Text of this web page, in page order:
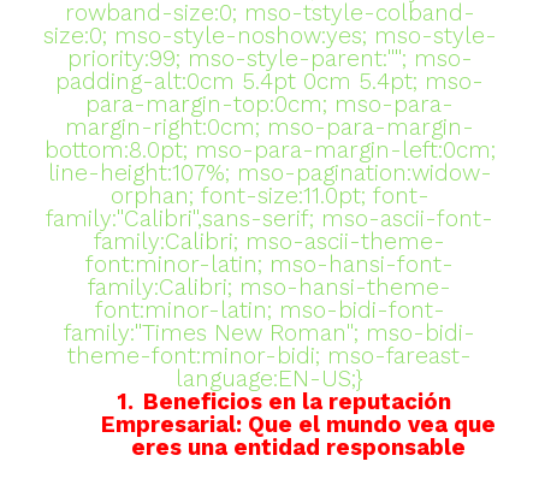
rowband-size:0; mso-tstyle-colband-
size:0; mso-style-noshow:yes; mso-style-
priority:99; mso-style-parent:""; mso-
padding-alt:0cm 5.4pt 0cm 5.4pt; mso-
para-margin-top:0cm; mso-para-
margin-right:0cm; mso-para-margin-
bottom:8.0pt; mso-para-margin-left:0cm;
line-height:107%; mso-pagination:widow-
orphan; font-size:11.0pt; font-
family:"Calibri",sans-serif; mso-ascii-font-
family:Calibri; mso-ascii-theme-
font:minor-latin; mso-hansi-font-
family:Calibri; mso-hansi-theme-
font:minor-latin; mso-bidi-font-
family:"Times New Roman"; mso-bidi-
theme-font:minor-bidi; mso-fareast-
language:EN-US;}
1. Beneficios en la reputación
Empresarial: Que el mundo vea que
eres una entidad responsable